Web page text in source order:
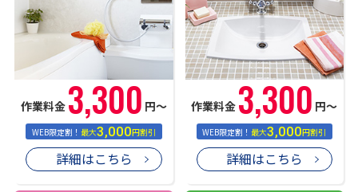
作業料金 3,300 円〜
WEB限定割！最大3,000円割引
詳細はこちら
作業料金 3,300 円〜
WEB限定割！最大3,000円割引
詳細はこちら